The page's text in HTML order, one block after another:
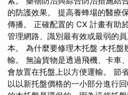
的防護效果。 提高養蜂場的醫療
傳播。 正確配置的 CX 計畫有助
管理網路、識別最有效或最弱的
本。 為什麼要修理木托盤 木托盤
輸。 無論貨物是透過飛機、卡車
會放置在托盤上以方便運輸。 節
以以新托盤價格的一小部分進行